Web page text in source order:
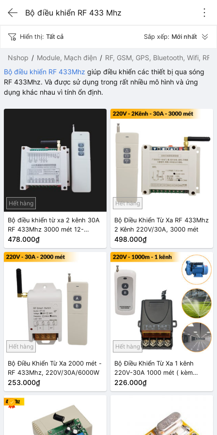
Bộ điều khiển RF 433 Mhz
Nshop Module, Mạch điện
RF, GSM, GPS, Bluetooth, Wifi, RFID
Bộ điều khiển RF 433Mhz giúp điều khiển các thiết bị qua sóng
RF 433Mhz. Và được sử dụng trong rất nhiều mô hình và ứng
dụng khác nhau vì tính ổn định.
Hiển thị: Tất cả Sắp xếp: Mới nhất
Hết hàng
Bộ điều khiển từ xa 2 kênh 30A
RF 433Mhz 3000 mét 12-
48VDC
478.000₫
Hết hàng
Bộ Điều Khiển Từ Xa RF 433Mhz
2 Kênh 220V/30A, 3000 mét
498.000₫
Hết hàng
Bộ Điều Khiển Từ Xa 2000 mét -
RF 433Mhz, 220V/30A/6000W
253.000₫
Hết hàng
Bộ Điều Khiển Từ Xa 1 kênh
220V-30A 1000 mét ( kèm
Remote RF 433Mhz )
226.000₫